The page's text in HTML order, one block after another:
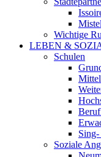
Wichtige
LEBEN &
Schulen
Soziale